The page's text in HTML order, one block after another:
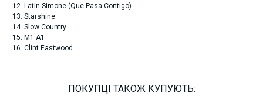
12. Latin Simone (Que Pasa Contigo)
13. Starshine
14. Slow Country
15. M1 A1
16. Clint Eastwood
ПОКУПЦІ ТАКОЖ КУПУЮТЬ: